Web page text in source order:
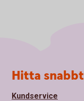
Sidfot
Hitta snabbt
Kundservice